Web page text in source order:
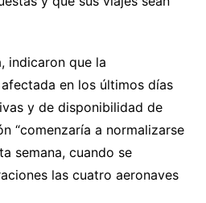
indicaron que la
en los últimos días
y de disponibilidad de
“comenzaría a normalizarse
semana, cuando se
las cuatro aeronaves